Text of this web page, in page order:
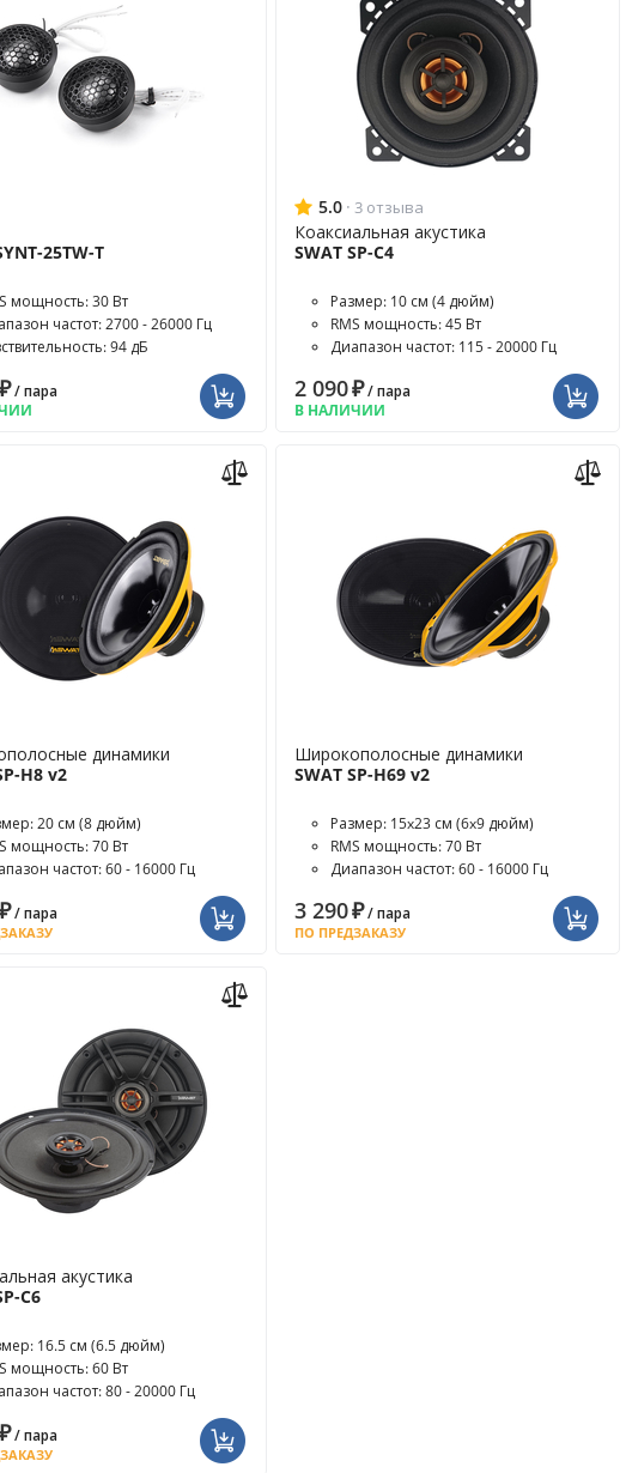
25TW-T
мощность: 30 Вт
частот: 2700 - 26000 Гц
94 дБ
₽/ пара
5.0 · 3 отзыва
Коаксиальная акустика
SWAT SP-C4
Размер: 10 см (4 дюйм)
RMS мощность: 45 Вт
Диапазон частот: 115 - 20000 Гц
2 090₽/ пара
В НАЛИЧИИ
динамики
H8 v2
20 см (8 дюйм)
мощность: 70 Вт
частот: 60 - 16000 Гц
₽/ пара
Широкополосные динамики
SWAT SP-H69 v2
Размер: 15x23 см (6x9 дюйм)
RMS мощность: 70 Вт
Диапазон частот: 60 - 16000 Гц
3 290₽/ пара
ПО ПРЕДЗАКАЗУ
акустика
C6
16.5 см (6.5 дюйм)
мощность: 60 Вт
частот: 80 - 20000 Гц
₽/ пара